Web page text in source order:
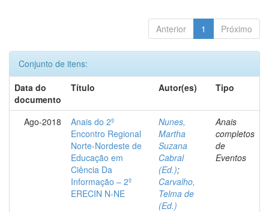
Anterior 1 Próximo
Conjunto de itens:
Data do
documento
Título Autor(es) Tipo
Ago-2018
Anais do 2º
Encontro Regional
Norte-Nordeste de
Educação em
Ciência Da
Informação – 2º
ERECIN N-NE
Nunes,
Martha
Suzana
Cabral
(Ed.);
Carvalho,
Telma de
(Ed.)
Anais
completos
de
Eventos